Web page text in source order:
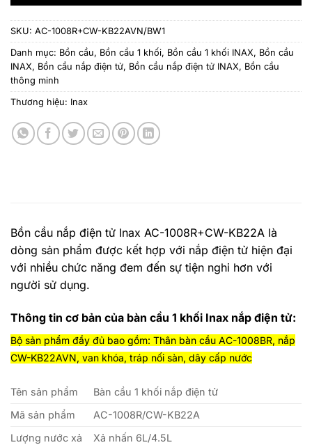
SKU: AC-1008R+CW-KB22AVN/BW1
Danh mục: Bồn cầu, Bồn cầu 1 khối, Bồn cầu 1 khối INAX, Bồn cầu
INAX, Bồn cầu nắp điện tử, Bồn cầu nắp điện tử INAX, Bồn cầu
thông minh
Thương hiệu: Inax
Bồn cầu nắp điện tử Inax AC-1008R+CW-KB22A là
dòng sản phẩm được kết hợp với nắp điện tử hiện đại
với nhiều chức năng đem đến sự tiện nghi hơn với
người sử dụng.
Thông tin cơ bản của bàn cầu 1 khối Inax nắp điện tử:
Bộ sản phẩm đầy đủ bao gồm: Thân bàn cầu AC-1008BR, nắp
CW-KB22AVN, van khóa, tráp nối sàn, dây cấp nước
Tên sản phẩm
Bàn cầu 1 khối nắp điện tử
Mã sản phẩm
AC-1008R/CW-KB22A
Lượng nước xả
Xả nhấn 6L/4.5L